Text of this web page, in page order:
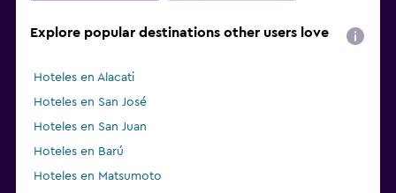
Explore popular destinations other users love
Hoteles en Alacati
Hoteles en San José
Hoteles en San Juan
Hoteles en Barú
Hoteles en Matsumoto